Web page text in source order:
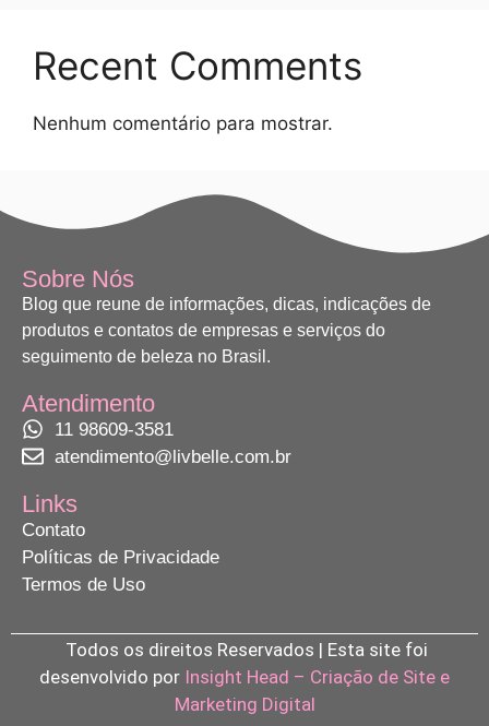
Recent Comments
Nenhum comentário para mostrar.
Sobre Nós
Blog que reune de informações, dicas, indicações de
produtos e contatos de empresas e serviços do
seguimento de beleza no Brasil.
Atendimento
11 98609-3581
atendimento@livbelle.com.br
Links
Contato
Políticas de Privacidade
Termos de Uso
Todos os direitos Reservados | Esta site foi
desenvolvido por Insight Head – Criação de Site e
Marketing Digital